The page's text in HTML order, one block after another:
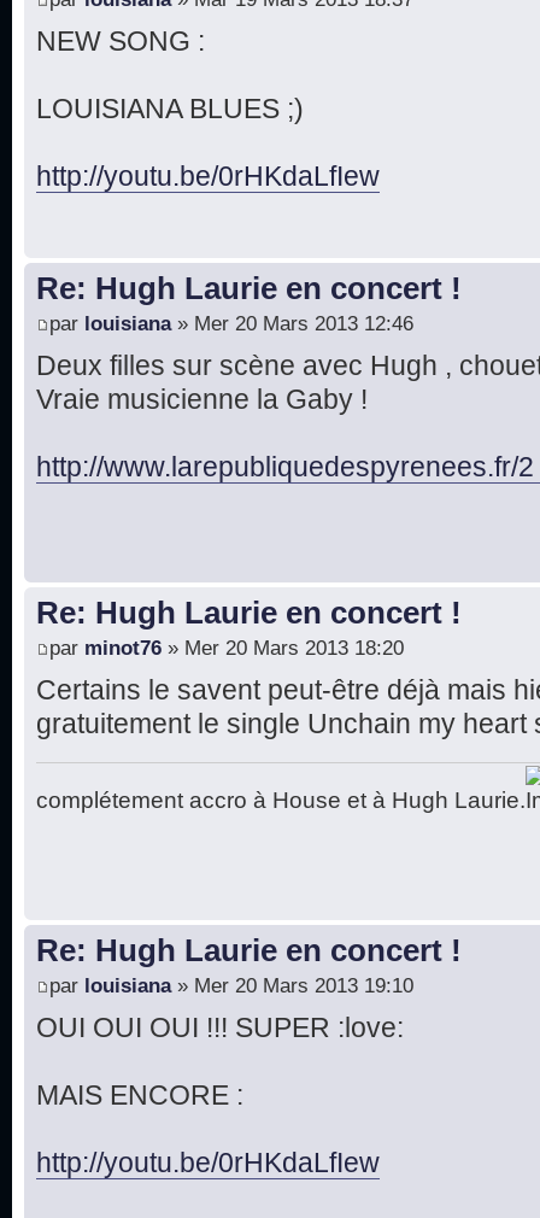
NEW SONG :
LOUISIANA BLUES ;)
http://youtu.be/0rHKdaLfIew
Re: Hugh Laurie en concert !
par louisiana» Mer 20 Mars 2013 12:46
Deux filles sur scène avec Hugh ,
Vraie musicienne la Gaby !
http://www.larepubliquedespyrenees.fr/
Re: Hugh Laurie en concert !
par minot76 » Mer 20 Mars 2013 18:20
Certains le savent peut-être déjà mais
gratuitement le single Unchain my heart
complétement accro à House et à Hugh Laurie.
Re: Hugh Laurie en concert !
par louisiana» Mer 20 Mars 2013 19:10
OUI OUI OUI !!! SUPER :love:
MAIS ENCORE :
http://youtu.be/0rHKdaLfIew